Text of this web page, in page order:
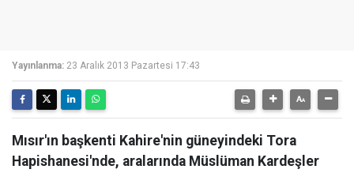
Yayınlanma: 23 Aralık 2013 Pazartesi 17:43
Mısır'ın başkenti Kahire'nin güneyindeki Tora
Hapishanesi'nde, aralarında Müslüman Kardeşler